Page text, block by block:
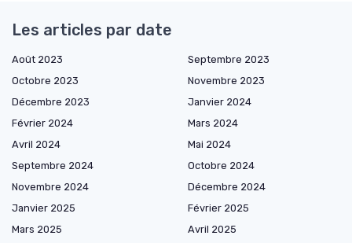
Les articles par date
Août 2023
Septembre 2023
Octobre 2023
Novembre 2023
Décembre 2023
Janvier 2024
Février 2024
Mars 2024
Avril 2024
Mai 2024
Septembre 2024
Octobre 2024
Novembre 2024
Décembre 2024
Janvier 2025
Février 2025
Mars 2025
Avril 2025